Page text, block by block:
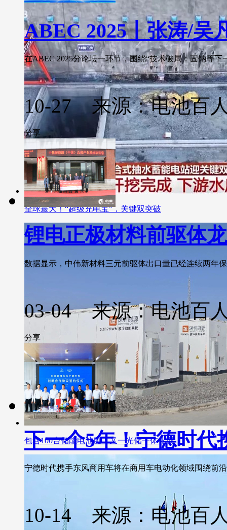
全球最大！“超级充电宝”，关键双突破
包含100台储能电池舱！又一光储一体化项
ABEC 2025丨张涛/吴
在ABEC 2025分论坛一环节，围绕“技术破局：固钠等
10-27 来源：电池百
分享
锂电正极材料前驱体
数据显示，中伟新材料三元前驱体出口量已经连续两年
03-04 来源：电池百
分享
下一个5年！宁德时代
宁德时代携手东风商用车将在商用车电动化领域围绕前
10-14 来源：电池百